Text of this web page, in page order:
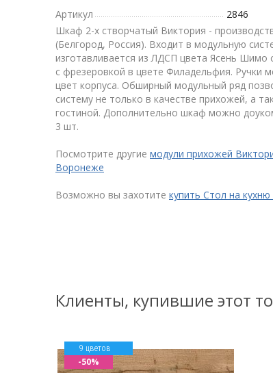
Артикул
2846
Шкаф 2-х створчатый Виктория -
(Белгород, Россия). Входит в модульную
изготавливается из ЛДСП цвета Ясень
с фрезеровкой в цвете Филадельфия. Ручки
цвет корпуса. Обширный модульный ряд
систему не только в качестве прихожей, а
гостиной. Дополнительно шкаф можно
3 шт.
Посмотрите другие модули прихожей
Воронеже
Возможно вы захотите купить Стол на
Клиенты, купившие этот
9 цветов
-50%